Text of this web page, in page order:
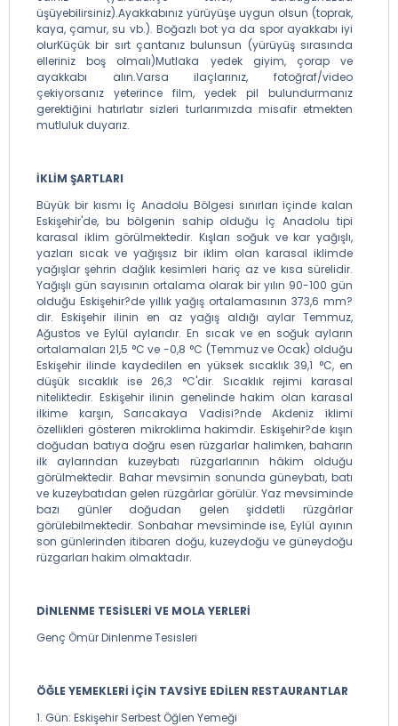
üşüyebilirsiniz).Ayakkabınız yürüyüşe uygun olsun (toprak,
kaya, çamur, su vb.). Boğazlı bot ya da spor ayakkabı iyi
olurKüçük bir sırt çantanız bulunsun (yürüyüş sırasında
elleriniz boş olmalı)Mutlaka yedek giyim, çorap ve
ayakkabı alın.Varsa ilaçlarınız, fotoğraf/video
çekiyorsanız yeterince film, yedek pil bulundurmanız
gerektiğini hatırlatır sizleri turlarımızda misafir etmekten
mutluluk duyarız.
İKLİM ŞARTLARI
Büyük bir kısmı İç Anadolu Bölgesi sınırları içinde kalan
Eskişehir'de, bu bölgenin sahip olduğu İç Anadolu tipi
karasal iklim görülmektedir. Kışları soğuk ve kar yağışlı,
yazları sıcak ve yağışsız bir iklim olan karasal iklimde
yağışlar şehrin dağlık kesimleri hariç az ve kısa sürelidir.
Yağışlı gün sayısının ortalama olarak bir yılın 90-100 gün
olduğu Eskişehir?de yıllık yağış ortalamasının 373,6 mm?
dir. Eskişehir ilinin en az yağış aldığı aylar Temmuz,
Ağustos ve Eylül aylarıdır. En sıcak ve en soğuk ayların
ortalamaları 21,5 °C ve -0,8 °C (Temmuz ve Ocak) olduğu
Eskişehir ilinde kaydedilen en yüksek sıcaklık 39,1 °C, en
düşük sıcaklık ise 26,3 °C'dir. Sıcaklık rejimi karasal
niteliktedir. Eskişehir ilinin genelinde hakim olan karasal
ilkime karşın, Sarıcakaya Vadisi?nde Akdeniz iklimi
özellikleri gösteren mikroklima hakimdir. Eskişehir?de kışın
doğudan batıya doğru esen rüzgarlar halimken, baharın
ilk aylarından kuzeybatı rüzgarlarının hâkim olduğu
görülmektedir. Bahar mevsimin sonunda güneybatı, batı
ve kuzeybatıdan gelen rüzgârlar görülür. Yaz mevsiminde
bazı günler doğudan gelen şiddetli rüzgârlar
görülebilmektedir. Sonbahar mevsiminde ise, Eylül ayının
son günlerinden itibaren doğu, kuzeydoğu ve güneydoğu
rüzgarları hakim olmaktadır.
DİNLENME TESİSLERİ VE MOLA YERLERİ
Genç Ömür Dinlenme Tesisleri
ÖĞLE YEMEKLERİ İÇİN TAVSİYE EDİLEN RESTAURANTLAR
1. Gün: Eskişehir Serbest Öğlen Yemeği